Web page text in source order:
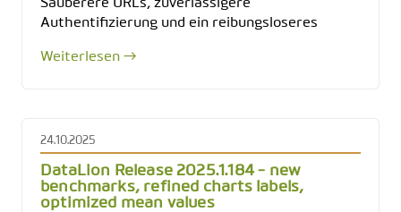
Sauberere URLs, zuverlässigere
Authentifizierung und ein reibungsloseres
Weiterlesen →
24.10.2025
DataLion Release 2025.1.184 - new
benchmarks, refined charts labels,
optimized mean values